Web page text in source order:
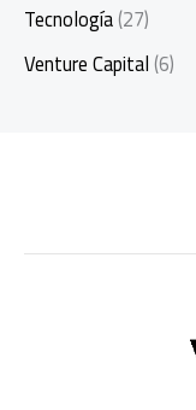
Tecnología(27)
Venture Capital(6)